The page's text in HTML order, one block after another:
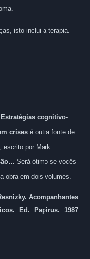
isto inclui a terapia.
Estratégias cognitivo-
crises é outra fonte de
escrito por Mark
… Será ótimo se vocês
obra em dois volumes.
Acompanhantes
Ed. Papirus. 1987